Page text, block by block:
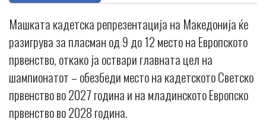
Машката кадетска репрезентација на Македонија ќе
разигрува за пласман од 9 до 12 место на Европското
првенство, откако ја оствари главната цел на
шампионатот – обезбеди место на кадетското Светско
првенство во 2027 година и на младинското Европско
првенство во 2028 година.